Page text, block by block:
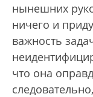
нынешних
ничего и
важность
что она